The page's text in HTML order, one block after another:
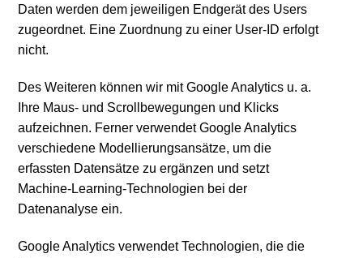
Daten werden dem jeweiligen Endgerät des Users
zugeordnet. Eine Zuordnung zu einer User-ID erfolgt
nicht.
Des Weiteren können wir mit Google Analytics u. a.
Ihre Maus- und Scrollbewegungen und Klicks
aufzeichnen. Ferner verwendet Google Analytics
verschiedene Modellierungsansätze, um die
erfassten Datensätze zu ergänzen und setzt
Machine-Learning-Technologien bei der
Datenanalyse ein.
Google Analytics verwendet Technologien, die die